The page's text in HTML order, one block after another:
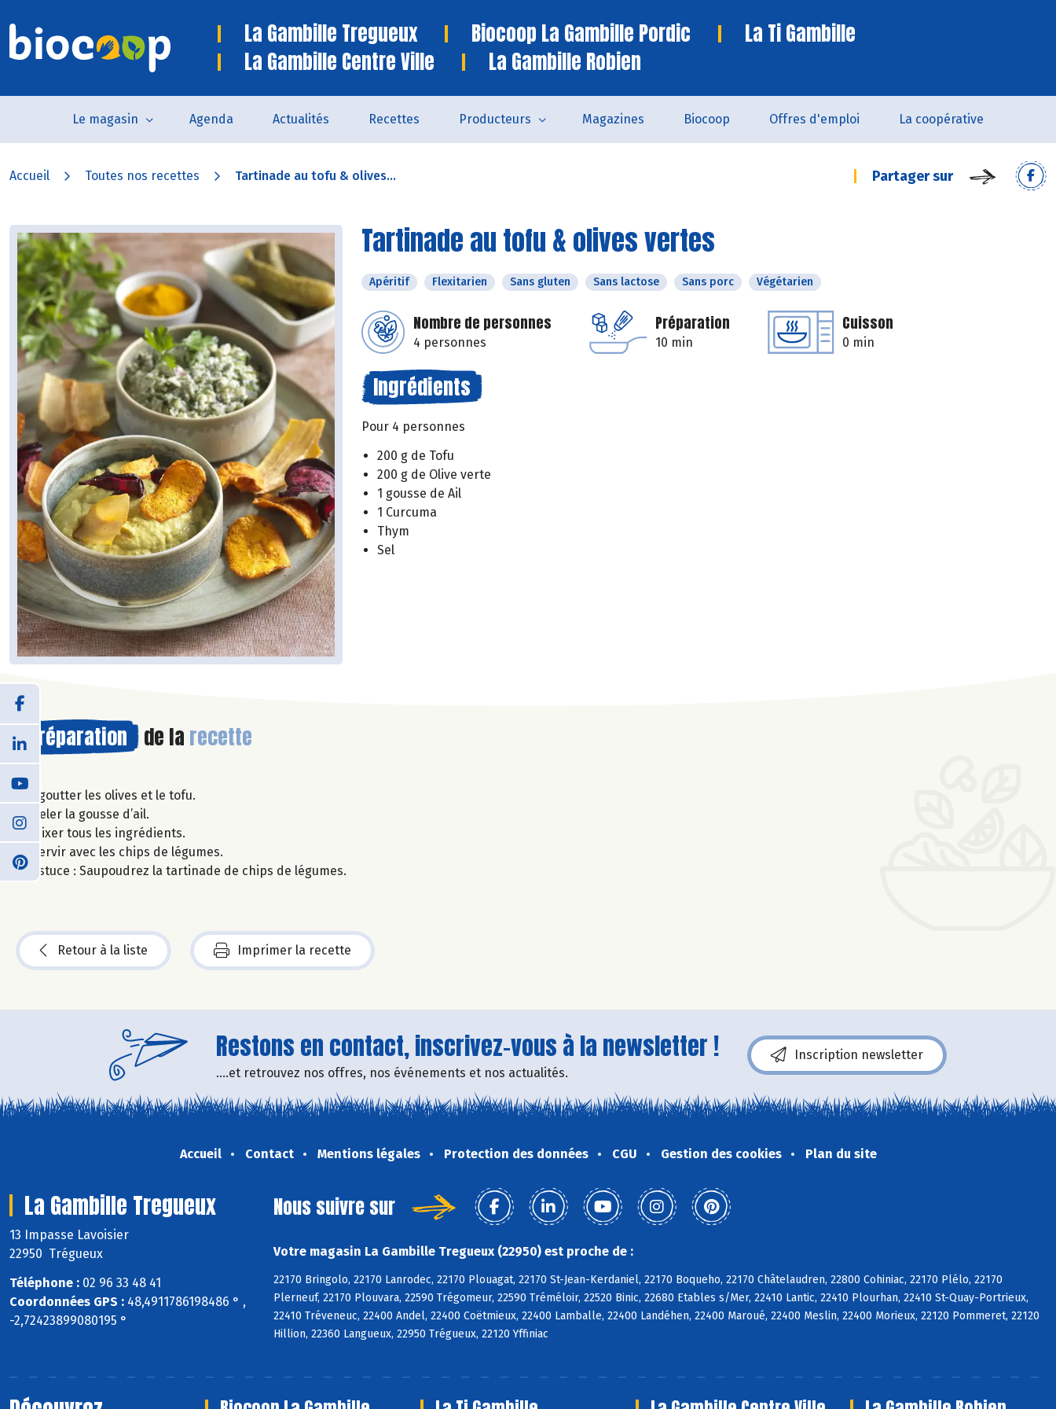
La Gambille Tregueux Biocoop La Gambille Pordic
La Ti Gambille
La Gambille Centre Ville
La Gambille Robien
Le magasin Agenda Actualités Recettes Producteurs Magazines Biocoop Offres d'emploi La coopérative
Accueil Toutes nos recettes Tartinade au tofu & olives... Partager sur
Tartinade au tofu & olives vertes
Apéritif Flexitarien Sans gluten Sans lactose Sans porc Végétarien
Nombre de personnes
4 personnes
Préparation
10 min
Cuisson
0 min
Ingrédients
Pour 4 personnes
200 g de Tofu
200 g de Olive verte
1 gousse de Ail
1 Curcuma
Thym
Sel
Préparation de la recette
Egoutter les olives et le tofu.
Peler la gousse d’ail.
Mixer tous les ingrédients.
Servir avec les chips de légumes.
Astuce : Saupoudrez la tartinade de chips de légumes.
Retour à la liste Imprimer la recette
Restons en contact, inscrivez-vous à la newsletter !
....et retrouvez nos offres, nos événements et nos actualités.
Inscription newsletter
Accueil Contact Mentions légales Protection des données CGU Gestion des cookies Plan du site
La Gambille Tregueux
13 Impasse Lavoisier
22950 Trégueux
Téléphone : 02 96 33 48 41
Coordonnées GPS : 48,4911786198486 ° ,
-2,72423899080195 °
Nous suivre sur
Votre magasin La Gambille Tregueux (22950) est proche de :
22170 Bringolo, 22170 Lanrodec, 22170 Plouagat, 22170 St-Jean-Kerdaniel, 22170 Boqueho, 22170 Châtelaudren, 22800 Cohiniac, 22170 Plélo, 22170
Plerneuf, 22170 Plouvara, 22590 Trégomeur, 22590 Tréméloir, 22520 Binic, 22680 Etables s/Mer, 22410 Lantic, 22410 Plourhan, 22410 St-Quay-Portrieux,
22410 Tréveneuc, 22400 Andel, 22400 Coëtmieux, 22400 Lamballe, 22400 Landéhen, 22400 Maroué, 22400 Meslin, 22400 Morieux, 22120 Pommeret, 22120
Hillion, 22360 Langueux, 22950 Trégueux, 22120 Yffiniac